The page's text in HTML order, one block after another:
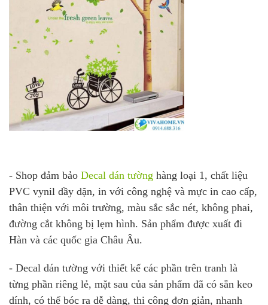
- Shop đảm bảo Decal dán tường hàng loại 1, chất liệu
PVC vynil dầy dặn, in với công nghệ và mực in cao cấp,
thân thiện với môi trường, màu sắc sắc nét, không phai,
đường cắt không bị lẹm hình. Sản phẩm được xuất đi
Hàn và các quốc gia Châu Âu.
- Decal dán tường với thiết kế các phần trên tranh là
từng phần riêng lẻ, mặt sau của sản phẩm đã có sẵn keo
dính, có thể bóc ra dễ dàng, thi công đơn giản, nhanh